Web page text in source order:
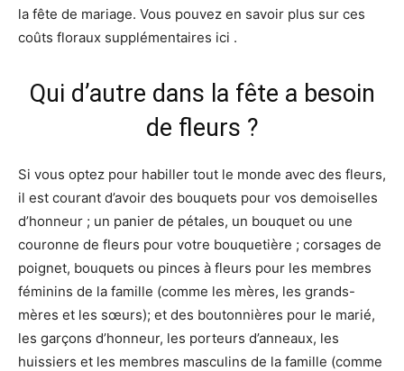
la fête de mariage. Vous pouvez en savoir plus sur ces
coûts floraux supplémentaires ici .
Qui d’autre dans la fête a besoin
de fleurs ?
Si vous optez pour habiller tout le monde avec des fleurs,
il est courant d’avoir des bouquets pour vos demoiselles
d’honneur ; un panier de pétales, un bouquet ou une
couronne de fleurs pour votre bouquetière ; corsages de
poignet, bouquets ou pinces à fleurs pour les membres
féminins de la famille (comme les mères, les grands-
mères et les sœurs); et des boutonnières pour le marié,
les garçons d’honneur, les porteurs d’anneaux, les
huissiers et les membres masculins de la famille (comme